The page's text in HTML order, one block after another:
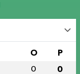
O P
0 0